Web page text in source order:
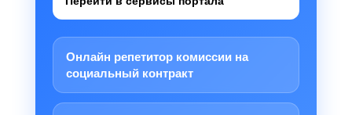
Онлайн репетитор комиссии на
социальный контракт